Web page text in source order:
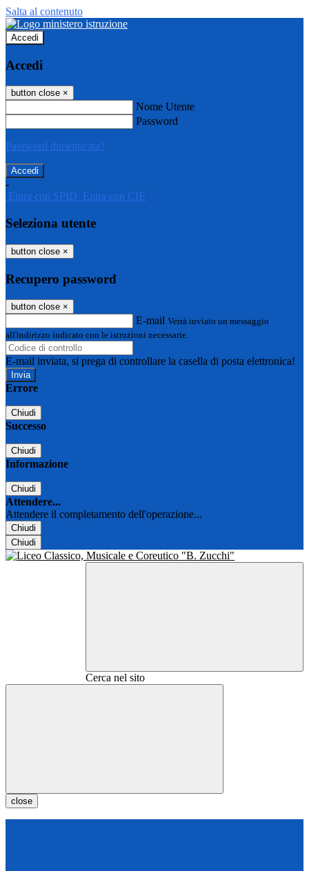
Salta al contenuto
Accedi
Accedi
button close ×
Nome Utente
Password
Password dimenticata?
-
Entra con SPID Entra con CIE
Seleziona utente
button close ×
Recupero password
button close ×
E-mail Verrà inviato un messaggio
all'indirizzo indicato con le istruzioni necessarie.
E-mail inviata, si prega di controllare la casella di posta elettronica!
Errore
Chiudi
Successo
Chiudi
Informazione
Chiudi
Attendere...
Attendere il completamento dell'operazione...
Chiudi
Chiudi
Cerca nel sito
close